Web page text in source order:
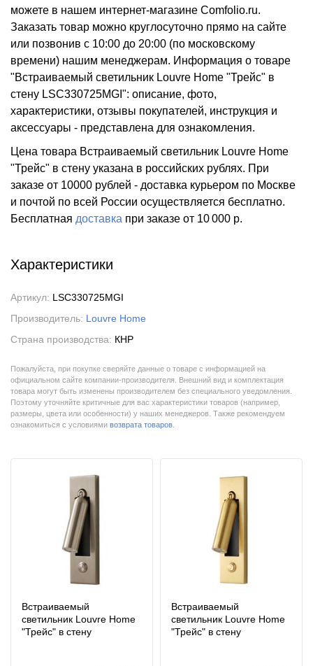
можете в нашем интернет-магазине Comfolio.ru.
Заказать товар можно круглосуточно прямо на сайте
или позвонив с 10:00 до 20:00 (по московскому
времени) нашим менеджерам. Информация о товаре
"Встраиваемый светильник Louvre Home "Трейс" в
стену LSC330725MGI": описание, фото,
характеристики, отзывы покупателей, инструкция и
аксессуары - представлена для ознакомления.
Цена товара Встраиваемый светильник Louvre Home
"Трейс" в стену указана в российских рублях. При
заказе от 10000 рублей - доставка курьером по Москве
и почтой по всей России осуществляется бесплатно.
Бесплатная доставка при заказе от 10 000 р.
Характеристики
Артикул: LSC330725MGI
Производитель: Louvre Home
Страна производства: КНР
Пожалуйста, при покупке сверяйте данные о товаре с информацией на
официальном сайте компании-производителя. Внешний вид и комплектация
товара могут быть изменены производителем без специального уведомления.
Поэтому уточняйте критичные для вас характеристики товаров (например,
размеры, цвета или особенности) у наших менеджеров. Также рекомендуем
ознакомиться с условиями возврата товаров
Встраиваемый
светильник Louvre Home
"Трейс" в стену
Встраиваемый
светильник Louvre Home
"Трейс" в стену